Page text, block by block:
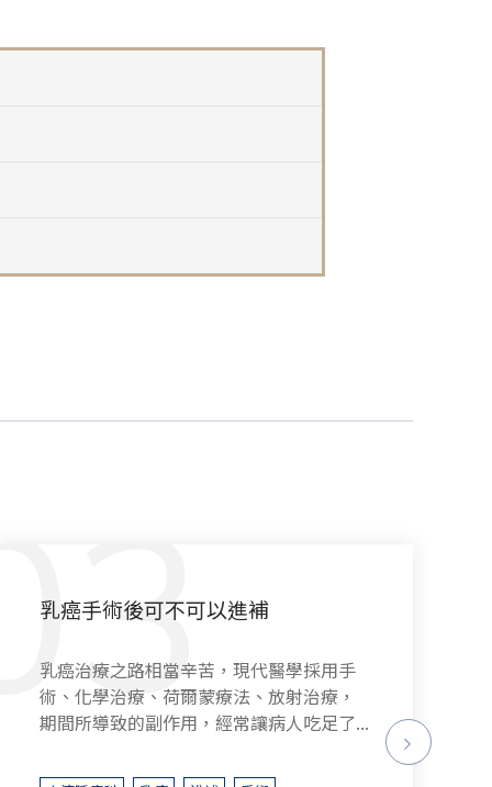
中西醫聯手治療乳癌
惡性腫瘤是國人十大死因之首，依據衛福
部統計資料指出，去年癌症奪走4萬8千多
條人命，占所有死亡人數28%，癌症已...